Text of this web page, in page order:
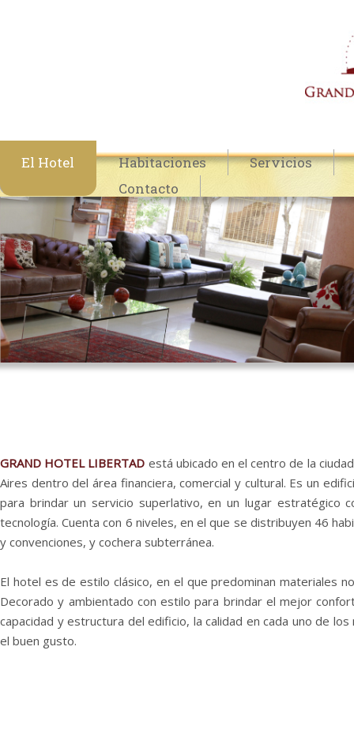
El Hotel Habitaciones
Servicios
Contacto
GRAND HOTEL LIBERTAD está ubicado en el centro de la
Aires dentro del área financiera, comercial y cultural. Es un
para brindar un servicio superlativo, en un lugar estratégico
tecnología. Cuenta con 6 niveles, en el que se distribuyen 46
y convenciones, y cochera subterránea.
El hotel es de estilo clásico, en el que predominan materiales
Decorado y ambientado con estilo para brindar el mejor
capacidad y estructura del edificio, la calidad en cada uno de
el buen gusto.